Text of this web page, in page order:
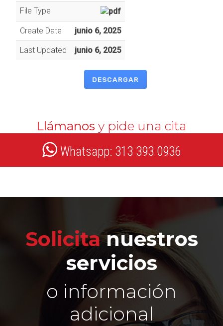
File Type
Create Date junio 6, 2025
Last Updated junio 6, 2025
DESCARGAR
Llámanos y pide una cita
Whatsapp: 313 393 0936
Solicitanuestros
servicios
o información
adicional